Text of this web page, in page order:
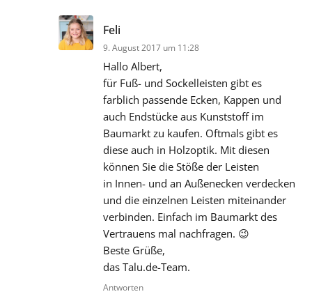
Feli
9. August 2017 um 11:28
Hallo Albert,
für Fuß- und Sockelleisten gibt es
farblich passende Ecken, Kappen und
auch Endstücke aus Kunststoff im
Baumarkt zu kaufen. Oftmals gibt es
diese auch in Holzoptik. Mit diesen
können Sie die Stöße der Leisten
in Innen- und an Außenecken verdecken
und die einzelnen Leisten miteinander
verbinden. Einfach im Baumarkt des
Vertrauens mal nachfragen. 😉
Beste Grüße,
das Talu.de-Team.
Antworten